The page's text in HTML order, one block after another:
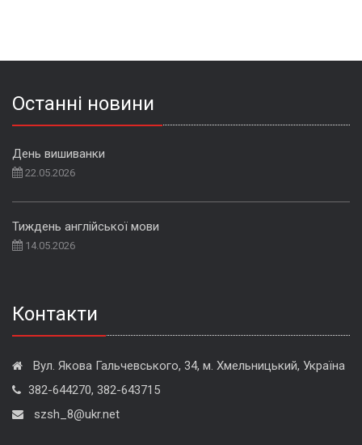
Останні новини
День вишиванки
22.05.2026
Тиждень англійської мови
14.05.2026
Контакти
Вул. Якова Гальчевського, 34, м. Хмельницький, Україна
382-644270, 382-643715
szsh_8@ukr.net